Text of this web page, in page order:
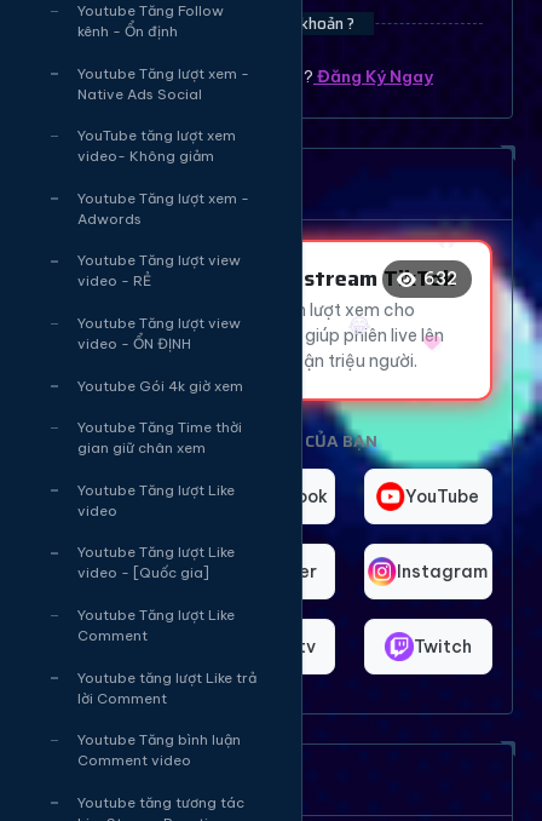
Youtube Tăng Follow
kênh - Ổn định
Youtube Tăng lượt xem -
Native Ads Social
YouTube tăng lượt xem
video- Không giảm
Youtube Tăng lượt xem -
Adwords
Youtube Tăng lượt view
video - RẺ
Youtube Tăng lượt view
video - ỔN ĐỊNH
Youtube Gói 4k giờ xem
Youtube Tăng Time thời
gian giữ chân xem
Youtube Tăng lượt Like
video
Youtube Tăng lượt Like
video - [Quốc gia]
Youtube Tăng lượt Like
Comment
Youtube tăng lượt Like trả
lời Comment
Youtube Tăng bình luận
Comment video
Youtube tăng tương tác
Bạn chưa có tài khoản ?
Bạn chưa có tài khoản ? ? Đăng Ký Ngay
Tăng Mắt Livestream TikTok
Thu hút hàng ngàn lượt xem cho
livestream TikTok, giúp phiên live lên
xu hướng và tiếp cận triệu người.
632
😂
😂
🔥 🔥
❤️
CHỌN NỀN TẢNG CỦA BẠN
TikTok Facebook YouTube
Telegram Twitter Instagram
Shopee Bigo.tv Twitch
Dịch vụ của chúng tôi